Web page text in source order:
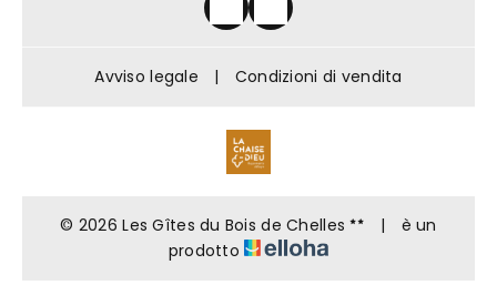
Avviso legale | Condizioni di vendita
© 2026 Les Gîtes du Bois de Chelles |
è un
prodotto